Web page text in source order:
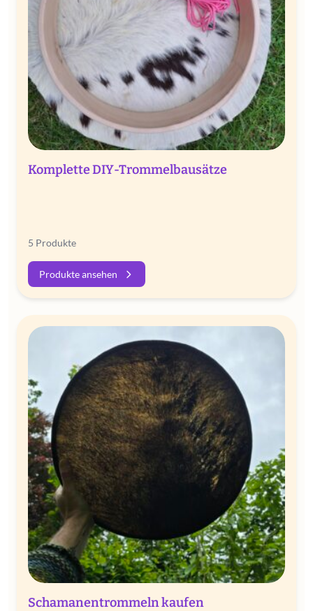
Komplette DIY-Trommelbausätze
5 Produkte
Produkte ansehen
Schamanentrommeln kaufen